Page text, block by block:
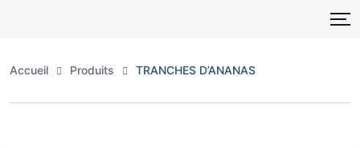
Accueil Produits TRANCHES D’ANANAS